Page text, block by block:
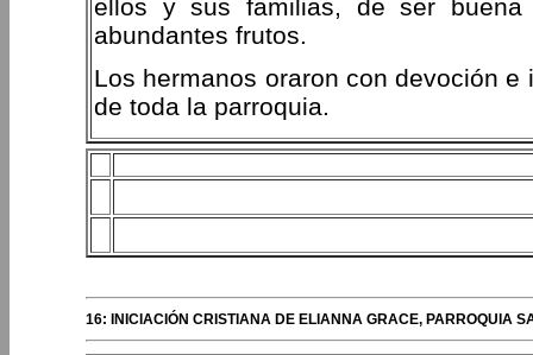
ellos y sus familias, de ser
abundantes frutos.
Los hermanos oraron con devoción
de toda la parroquia.
16: INICIACIÓN CRISTIANA DE ELIANNA GRACE, PARROQUIA